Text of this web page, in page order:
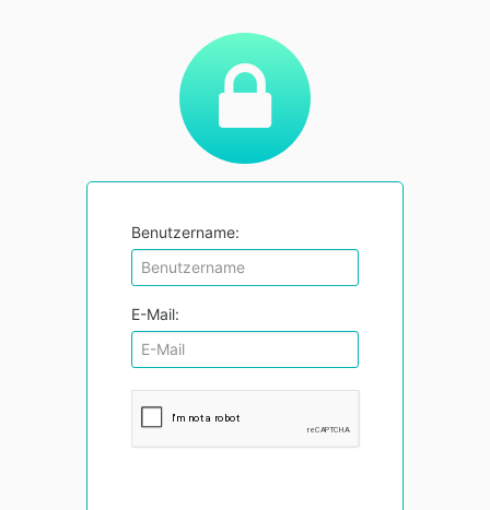
Benutzername:
E-Mail: